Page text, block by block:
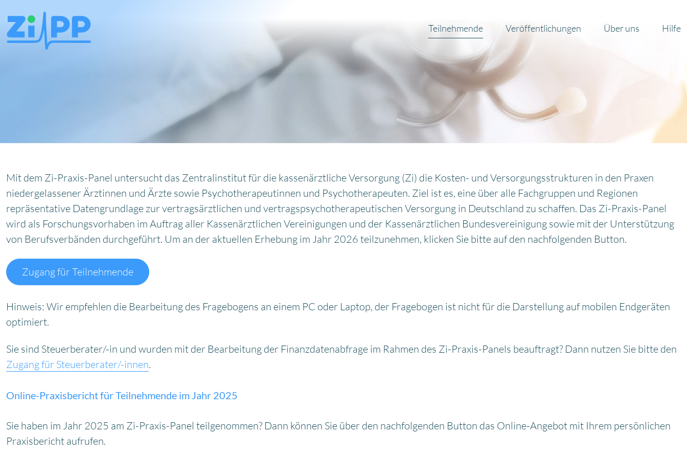
Teilnehmende Veröffentlichungen Über uns Hilfe
Mit dem Zi-Praxis-Panel untersucht das Zentralinstitut für die kassenärztliche Versorgung (Zi) die Kosten- und Versorgungsstrukturen in den Praxen
niedergelassener Ärztinnen und Ärzte sowie Psychotherapeutinnen und Psychotherapeuten. Ziel ist es, eine über alle Fachgruppen und Regionen
repräsentative Datengrundlage zur vertragsärztlichen und vertragspsychotherapeutischen Versorgung in Deutschland zu schaffen. Das Zi-Praxis-Panel
wird als Forschungsvorhaben im Auftrag aller Kassenärztlichen Vereinigungen und der Kassenärztlichen Bundesvereinigung sowie mit der Unterstützung
von Berufsverbänden durchgeführt. Um an der aktuellen Erhebung im Jahr 2026 teilzunehmen, klicken Sie bitte auf den nachfolgenden Button.
Zugang für Teilnehmende
Hinweis: Wir empfehlen die Bearbeitung des Fragebogens an einem PC oder Laptop, der Fragebogen ist nicht für die Darstellung auf mobilen Endgeräten
optimiert.
Sie sind Steuerberater/-in und wurden mit der Bearbeitung der Finanzdatenabfrage im Rahmen des Zi-Praxis-Panels beauftragt? Dann nutzen Sie bitte den
Zugang für Steuerberater/-innen.
Online-Praxisbericht für Teilnehmende im Jahr 2025
Sie haben im Jahr 2025 am Zi-Praxis-Panel teilgenommen? Dann können Sie über den nachfolgenden Button das Online-Angebot mit Ihrem persönlichen
Praxisbericht aufrufen.